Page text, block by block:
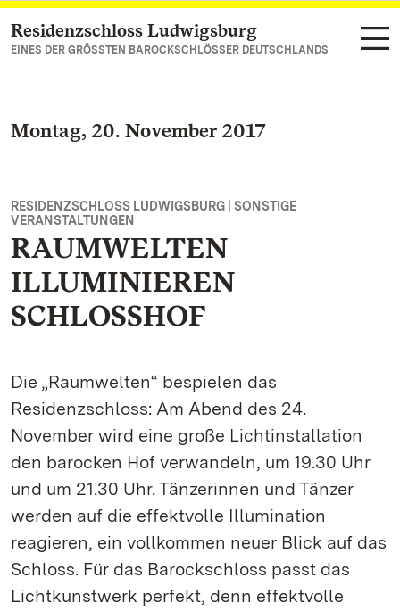
Zum Hauptinhalt springen
Residenzschloss Ludwigsburg
EINES DER GRÖSSTEN BAROCKSCHLÖSSER DEUTSCHLANDS
Montag, 20. November 2017
RESIDENZSCHLOSS LUDWIGSBURG | SONSTIGE
VERANSTALTUNGEN
RAUMWELTEN
ILLUMINIEREN
SCHLOSSHOF
Die „Raumwelten“ bespielen das
Residenzschloss: Am Abend des 24.
November wird eine große Lichtinstallation
den barocken Hof verwandeln, um 19.30 Uhr
und um 21.30 Uhr. Tänzerinnen und Tänzer
werden auf die effektvolle Illumination
reagieren, ein vollkommen neuer Blick auf das
Schloss. Für das Barockschloss passt das
Lichtkunstwerk perfekt, denn effektvolle